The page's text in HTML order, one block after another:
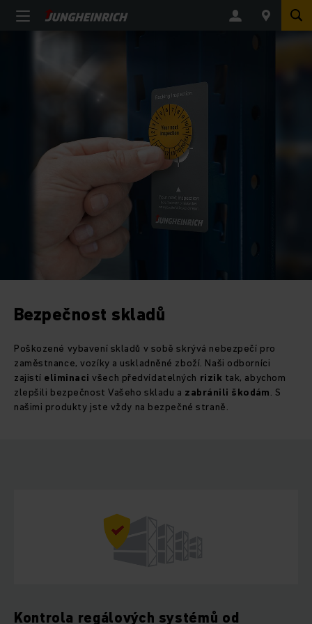
Bezpečnost skladů
Poškozené vybavení skladů v sobě skrývá nebezpečí pro
zaměstnance, vozíky a uskladněné zboží. Naši odborníci
zajistí eliminacivšech předvídatelných rizik tak, abychom
zlepšili bezpečnost Vašeho skladu a zabránili škodám. S
našimi produkty jste vždy na bezpečné straně.
Kontrola regálových systémů od